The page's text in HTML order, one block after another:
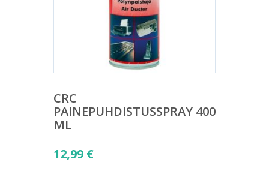
CRC
PAINEPUHDISTUSSPRAY 400
ML
12,99 €